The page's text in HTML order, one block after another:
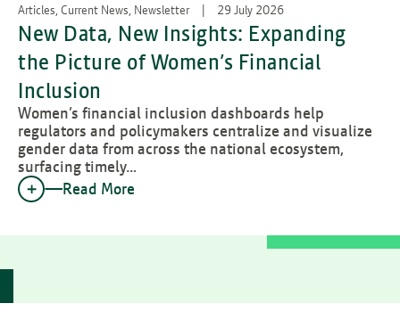
Articles, Current News, Newsletter 29 July 2026
New Data, New Insights: Expanding
the Picture of Women’s Financial
Inclusion
Women’s financial inclusion dashboards help
regulators and policymakers centralize and visualize
gender data from across the national ecosystem,
surfacing timely…
Read More